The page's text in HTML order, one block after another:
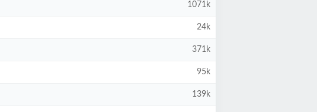
1071k
24k
371k
95k
139k